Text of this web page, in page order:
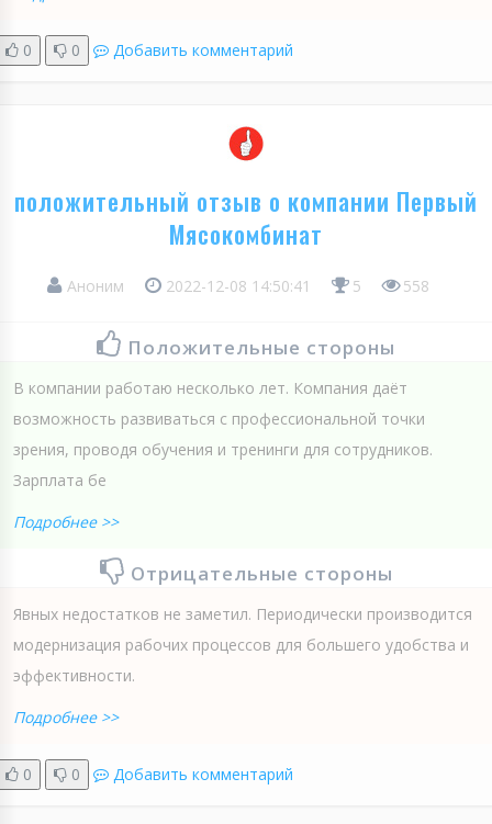
0 0 Добавить комментарий
положительный отзыв о компании Первый
Мясокомбинат
Аноним 2022-12-08 14:50:41 5 558
Положительные стороны
В компании работаю несколько лет. Компания даёт
возможность развиваться с профессиональной точки
зрения, проводя обучения и тренинги для сотрудников.
Зарплата бе
Подробнее >>
Отрицательные стороны
Явных недостатков не заметил. Периодически производится
модернизация рабочих процессов для большего удобства и
эффективности.
Подробнее >>
0 0 Добавить комментарий